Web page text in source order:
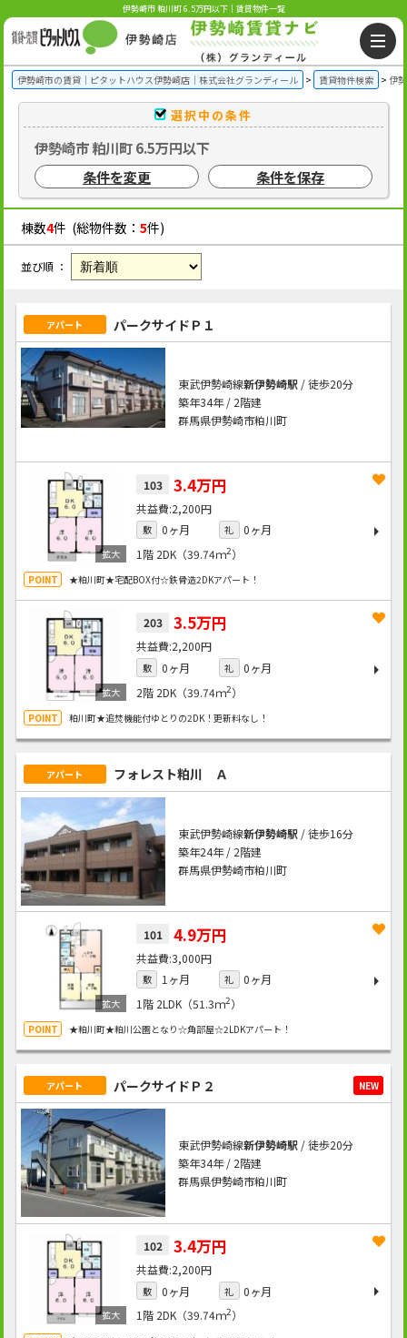
伊勢崎市 粕川町 6.5万円以下｜賃貸物件一覧
伊勢崎市の賃貸｜ピタットハウス伊勢崎店｜株式会社グランディール 賃貸物件検索 伊
選択中の条件
伊勢崎市 粕川町 6.5万円以下
条件を変更
条件を保存
棟数4件 (総物件数： 5件)
並び順 ：
アパート パークサイドＰ１
東武伊勢崎線新伊勢崎駅/ 徒歩20分
築年34年 / 2階建
群馬県伊勢崎市粕川町
103 3.4万円
2,200円
敷 0ヶ月 礼
0ヶ月
1階 2DK（39.74ｍ2）
★粕川町★宅配BOX付☆鉄骨造2DKアパート！
203 3.5万円
2,200円
敷 0ヶ月 礼
0ヶ月
2階 2DK（39.74ｍ2）
粕川町★追焚機能付ゆとりの2DK！更新料なし！
アパート フォレスト粕川 Ａ
東武伊勢崎線新伊勢崎駅/ 徒歩16分
築年24年 / 2階建
群馬県伊勢崎市粕川町
101 4.9万円
3,000円
敷 1ヶ月 礼
0ヶ月
1階 2LDK（51.3ｍ2）
★粕川町★粕川公園となり☆角部屋☆2LDKアパート！
アパート パークサイドＰ２ NEW
東武伊勢崎線新伊勢崎駅/ 徒歩20分
築年34年 / 2階建
群馬県伊勢崎市粕川町
102 3.4万円
2,200円
敷 0ヶ月 礼
0ヶ月
1階 2DK（39.74ｍ2）